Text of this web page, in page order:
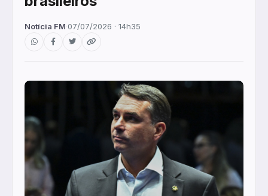
Notícia FM 07/07/2026 · 14h35